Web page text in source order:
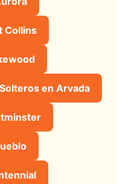
Collins
Solteros en Arvada